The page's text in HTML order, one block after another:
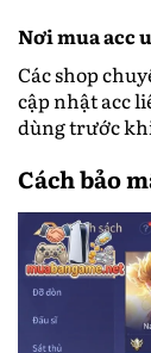
Nơi mua acc
Các shop
cập nhật acc
dùng trước
Cách bảo